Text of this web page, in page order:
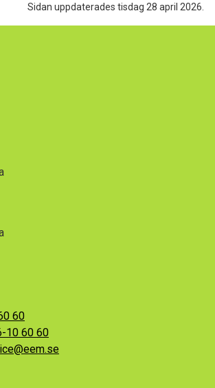
Sidan uppdaterades tisdag 28 april 2026.
60
10 60 60